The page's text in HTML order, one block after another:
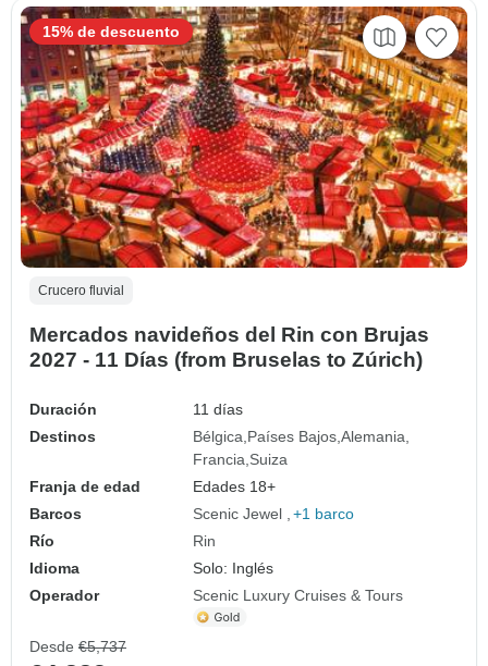
Crucero fluvial
Mercados navideños del Rin con Brujas
2027 - 11 Días (from Bruselas to Zúrich)
Duración
11 días
Destinos
Bélgica Países Bajos Alemania
Francia Suiza
Franja de edad
Edades 18+
Barcos
Scenic Jewel
+1 barco
Río
Rin
Idioma
Solo: Inglés
Operador
Scenic Luxury Cruises & Tours
15% de descuento
Desde €5,737